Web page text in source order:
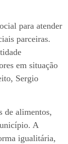
para atender
parceiras.
em situação
Sergio
de alimentos,
A
igualitária,